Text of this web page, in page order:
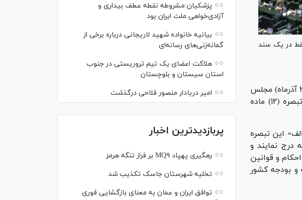
در یک سند
به گزارش خانه ملت، نمایندگان در نشست علنی نوبت اول امروز (پنج‌شنبه، ۲۲ آذرماه) مجلس
شورای اسلامی در جریان بررسی موارد ارجاعی لایحه بودجه سال ۱۴۰۴ کل کشور با بند (چ) تبصره (۱۲) ماده
«الف» این تبصره
درج نمایند و
و قوانین
و بودجه کشور
پزشکیان:مشروطه نقطه عطف بیداری و
آزادی‌خواهی ملت ایران بود
بیانیه خانواده شهید لاریجانی درباره برخی از
گمانه‌زنی‌های رسانه‌ای
هلاکت اعضای یک تیم تروریستی در جنوب
استان سیستان و بلوچستان
امیر دریادار منصور فلاحی درگذشت
پربازدیدترین اخبار
رهگیری پهپاد MQ۹ بر فراز تنگه هرمز
تخلیه شهرستان جاسک تکذیب شد
توافق ایران و عمان به معنای بازگشایی فوری